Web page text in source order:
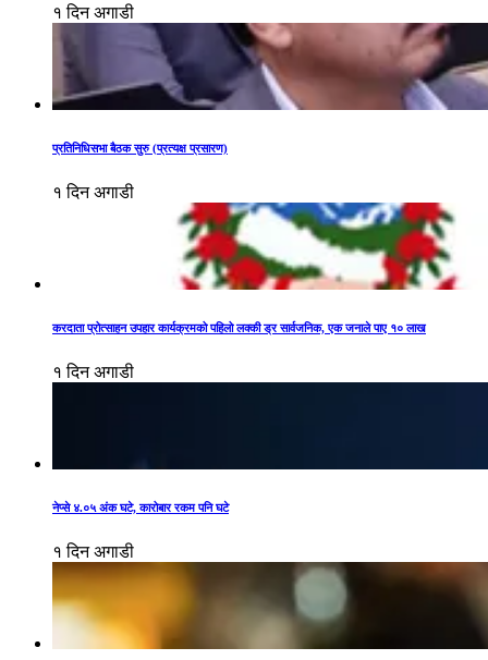
१ दिन अगाडी
प्रतिनिधिसभा बैठक सुरु (प्रत्यक्ष प्रसारण)
१ दिन अगाडी
करदाता प्रोत्साहन उपहार कार्यक्रमको पहिलो लक्की ड्र सार्वजनिक, एक जनाले पाए १० लाख
१ दिन अगाडी
नेप्से ४.०५ अंक घटे, कारोबार रकम पनि घटे
१ दिन अगाडी